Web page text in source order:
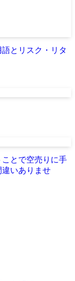
とリスク・リタ
ことで空売りに手
いありませ